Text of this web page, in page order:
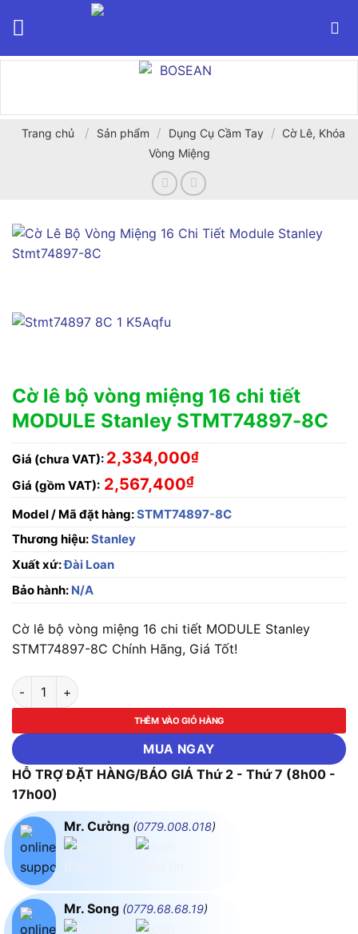
Trang chủ / Sản phẩm / Dụng Cụ Cầm Tay / Cờ Lê, Khóa
Vòng Miệng
Cờ lê bộ vòng miệng 16 chi tiết
MODULE Stanley STMT74897-8C
Giá (chưa VAT): 2,334,000₫
Giá (gồm VAT): 2,567,400₫
Model / Mã đặt hàng:STMT74897-8C
Thương hiệu:Stanley
Xuất xứ:Đài Loan
Bảo hành: N/A
Cờ lê bộ vòng miệng 16 chi tiết MODULE Stanley
STMT74897-8C Chính Hãng, Giá Tốt!
Cờ lê bộ vòng miệng 16 chi tiết MODULE Stanley
THÊM VÀO GIỎ HÀNG
MUA NGAY
HỖ TRỢ ĐẶT HÀNG/BÁO GIÁ Thứ 2 - Thứ 7 (8h00 -
17h00)
Mr. Cường (0779.008.018)
Mr. Song (0779.68.68.19)